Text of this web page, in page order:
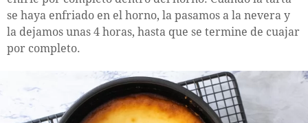
se haya enfriado en el horno, la pasamos a la nevera y
la dejamos unas 4 horas, hasta que se termine de cuajar
por completo.